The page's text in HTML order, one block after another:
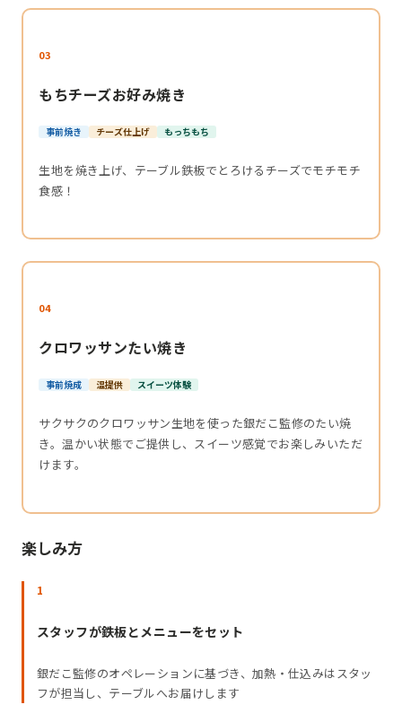
03
もちチーズお好み焼き
事前焼き チーズ仕上げ もっちもち
生地を焼き上げ、テーブル鉄板でとろけるチーズでモチモチ
食感！
04
クロワッサンたい焼き
事前焼成 温提供 スイーツ体験
サクサクのクロワッサン生地を使った銀だこ監修のたい焼
き。温かい状態でご提供し、スイーツ感覚でお楽しみいただ
けます。
楽しみ方
1
スタッフが鉄板とメニューをセット
銀だこ監修のオペレーションに基づき、加熱・仕込みはスタッ
フが担当し、テーブルへお届けします